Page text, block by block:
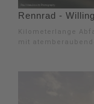
Rennrad -
Kilometerlange
mit